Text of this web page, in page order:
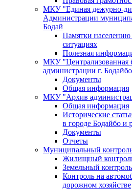
МКУ "Единая дежурно-
Администрации
Бодай
Памятки
ситуациях
Полезная
МКУ "Централизованная
администрации г.
Документы
Общая информация
МКУ "Архив
Общая информация
Исторические
в городе Бодайбо и
Документы
Отчеты
Муниципальный
Жилищный
Земельный контроль
Контроль на
дорожном хозяйстве